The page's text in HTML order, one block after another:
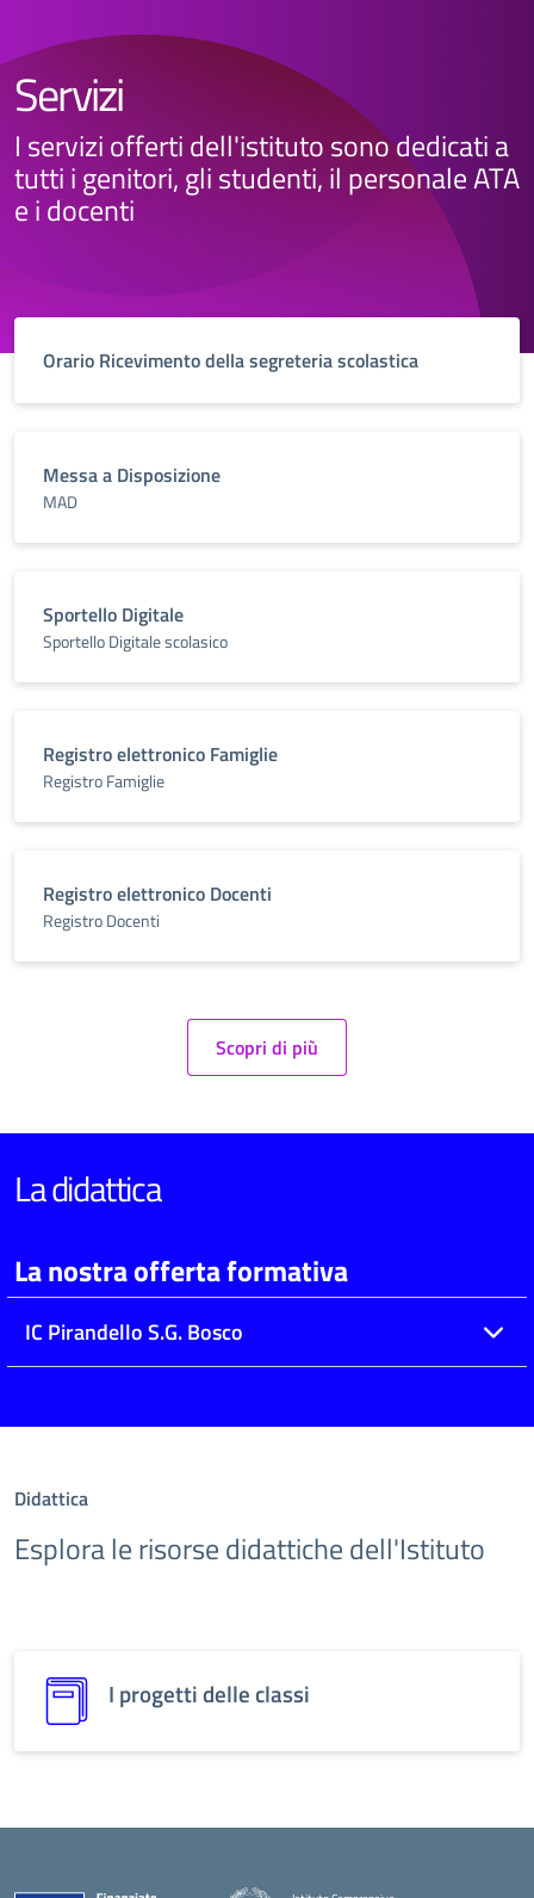
Servizi
I servizi offerti dell'istituto sono dedicati a
tutti i genitori, gli studenti, il personale ATA
e i docenti
Orario Ricevimento della segreteria scolastica
Messa a Disposizione
MAD
Sportello Digitale
Sportello Digitale scolasico
Registro elettronico Famiglie
Registro Famiglie
Registro elettronico Docenti
Registro Docenti
Scopri di più
La didattica
La nostra offerta formativa
IC Pirandello S.G. Bosco
Didattica
Esplora le risorse didattiche dell'Istituto
I progetti delle classi